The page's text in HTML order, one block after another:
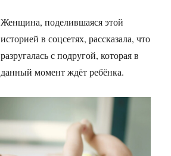
Женщина, поделившаяся этой
историей в соцсетях, рассказала, что
разругалась с подругой, которая в
данный момент ждёт ребёнка.